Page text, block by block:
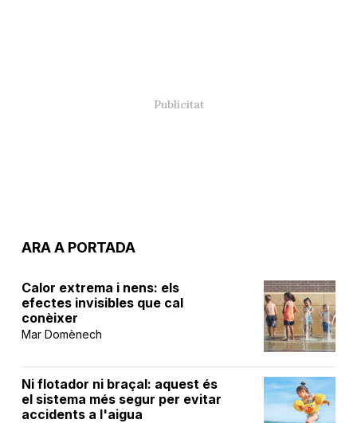
ARA A PORTADA
Calor extrema i nens: els
efectes invisibles que cal
conèixer
Mar Domènech
Ni flotador ni braçal: aquest és
el sistema més segur per evitar
accidents a l'aigua